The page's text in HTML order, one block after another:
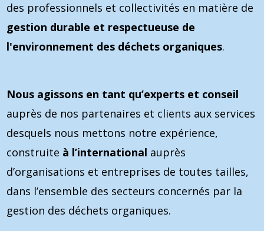
des professionnels et collectivités en matière de
gestion durable et respectueuse de
l'environnement des déchets organiques.
Nous agissons en tant qu’experts et conseil
auprès de nos partenaires et clients aux services
desquels nous mettons notre expérience,
construite à l’international auprès
d’organisations et entreprises de toutes tailles,
dans l’ensemble des secteurs concernés par la
gestion des déchets organiques.